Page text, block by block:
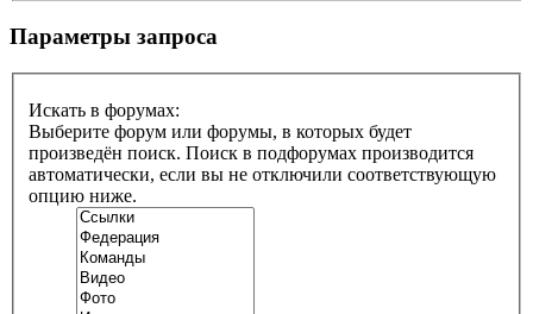
Параметры запроса
Искать в форумах:
Выберите форум или форумы, в которых будет
произведён поиск. Поиск в подфорумах производится
автоматически, если вы не отключили соответствующую
опцию ниже.